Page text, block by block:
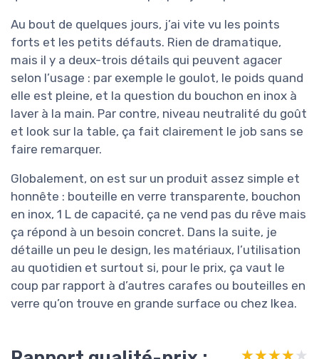
Au bout de quelques jours, j’ai vite vu les points
forts et les petits défauts. Rien de dramatique,
mais il y a deux-trois détails qui peuvent agacer
selon l’usage : par exemple le goulot, le poids quand
elle est pleine, et la question du bouchon en inox à
laver à la main. Par contre, niveau neutralité du goût
et look sur la table, ça fait clairement le job sans se
faire remarquer.
Globalement, on est sur un produit assez simple et
honnête : bouteille en verre transparente, bouchon
en inox, 1 L de capacité, ça ne vend pas du rêve mais
ça répond à un besoin concret. Dans la suite, je
détaille un peu le design, les matériaux, l’utilisation
au quotidien et surtout si, pour le prix, ça vaut le
coup par rapport à d’autres carafes ou bouteilles en
verre qu’on trouve en grande surface ou chez Ikea.